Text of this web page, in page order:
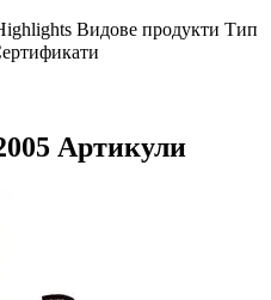
Видове продукти Тип
Артикули